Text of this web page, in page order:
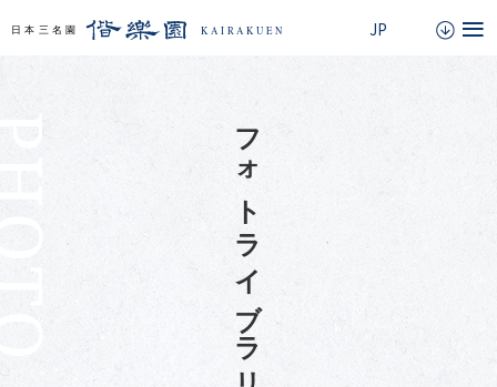
フォトライブラリー